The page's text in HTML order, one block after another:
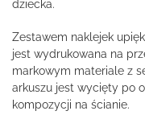
dziecka.
Zestawem naklejek
jest wydrukowana na
markowym materiale z
arkuszu jest wycięty po
kompozycji na ścianie.